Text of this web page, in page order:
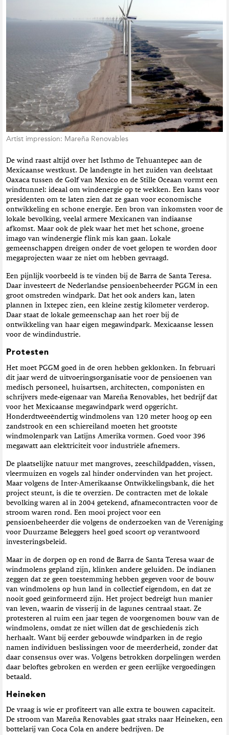
Artist impression: Mareña Renovables
De wind raast altijd over het Isthmo de Tehuantepec aan de
Mexicaanse westkust. De landengte in het zuiden van deelstaat
Oaxaca tussen de Golf van Mexico en de Stille Oceaan vormt een
windtunnel: ideaal om windenergie op te wekken. Een kans voor
presidenten om te laten zien dat ze gaan voor economische
ontwikkeling en schone energie. Een bron van inkomsten voor de
lokale bevolking, veelal armere Mexicanen van indiaanse
afkomst. Maar ook de plek waar het met het schone, groene
imago van windenergie flink mis kan gaan. Lokale
gemeenschappen dreigen onder de voet gelopen te worden door
megaprojecten waar ze niet om hebben gevraagd.
Een pijnlijk voorbeeld is te vinden bij de Barra de Santa Teresa.
Daar investeert de Nederlandse pensioenbeheerder PGGM in een
groot omstreden windpark. Dat het ook anders kan, laten
plannen in Ixtepec zien, een kleine zestig kilometer verderop.
Daar staat de lokale gemeenschap aan het roer bij de
ontwikkeling van haar eigen megawindpark. Mexicaanse lessen
voor de windindustrie.
Protesten
Het moet PGGM goed in de oren hebben geklonken. In februari
dit jaar werd de uitvoeringsorganisatie voor de pensioenen van
medisch personeel, huisartsen, architecten, componisten en
schrijvers mede-eigenaar van Mareña Renovables, het bedrijf dat
voor het Mexicaanse megawindpark werd opgericht.
Honderdtweeëndertig windmolens van 120 meter hoog op een
zandstrook en een schiereiland moeten het grootste
windmolenpark van Latijns Amerika vormen. Goed voor 396
megawatt aan elektriciteit voor industriële afnemers.
De plaatselijke natuur met mangroves, zeeschildpadden, vissen,
vleermuizen en vogels zal hinder ondervinden van het project.
Maar volgens de Inter-Amerikaanse Ontwikkelingsbank, die het
project steunt, is die te overzien. De contracten met de lokale
bevolking waren al in 2004 getekend, afnamecontracten voor de
stroom waren rond. Een mooi project voor een
pensioenbeheerder die volgens de onderzoeken van de Vereniging
voor Duurzame Beleggers heel goed scoort op verantwoord
investeringsbeleid.
Maar in de dorpen op en rond de Barra de Santa Teresa waar de
windmolens gepland zijn, klinken andere geluiden. De indianen
zeggen dat ze geen toestemming hebben gegeven voor de bouw
van windmolens op hun land in collectief eigendom, en dat ze
nooit goed geïnformeerd zijn. Het project bedreigt hun manier
van leven, waarin de visserij in de lagunes centraal staat. Ze
protesteren al ruim een jaar tegen de voorgenomen bouw van de
windmolens, omdat ze niet willen dat de geschiedenis zich
herhaalt. Want bij eerder gebouwde windparken in de regio
namen individuen beslissingen voor de meerderheid, zonder dat
daar consensus over was. Volgens betrokken dorpelingen werden
daar beloftes gebroken en werden er geen eerlijke vergoedingen
betaald.
Heineken
De vraag is wie er profiteert van alle extra te bouwen capaciteit.
De stroom van Mareña Renovables gaat straks naar Heineken, een
bottelarij van Coca Cola en andere bedrijven. De